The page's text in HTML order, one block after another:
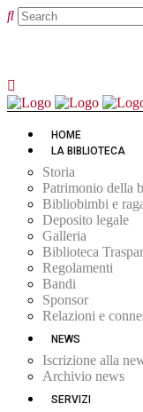
HOME
LA BIBLIOTECA
Storia
Patrimonio della
Bibliobimbi e
Deposito legale
Galleria
Biblioteca
Regolamenti
Bandi
Sponsor
Relazioni e
NEWS
Iscrizione alla
Archivio news
SERVIZI